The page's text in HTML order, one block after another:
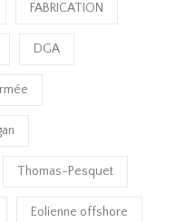
FABRICATION
DGA
Thomas-Pesquet
Eolienne offshore